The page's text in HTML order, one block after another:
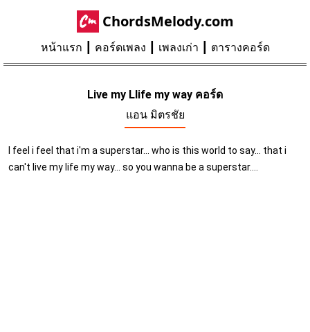
ChordsMelody.com
หน้าแรก คอร์ดเพลง เพลงเก่า ตารางคอร์ด
Live my Llife my way คอร์ด
แอน มิตรชัย
I feel i feel that i'm a superstar... who is this world to say... that i
can't live my life my way... so you wanna be a superstar....